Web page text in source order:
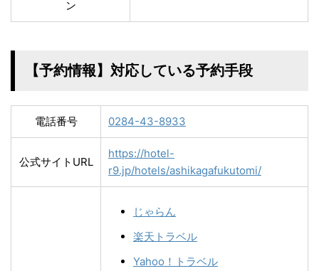
ン
【予約情報】対応している予約手段
電話番号 0284-43-8933
公式サイトURL
https://hotel-
r9.jp/hotels/ashikagafukutomi/
じゃらん
楽天トラベル
Yahoo！トラベル